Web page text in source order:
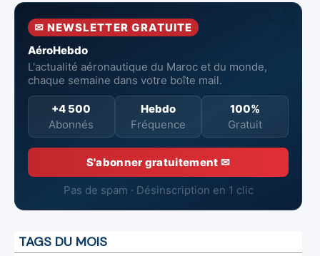
✉ NEWSLETTER GRATUITE
AéroHebdo
L'actualité aéronautique du Maroc et du monde,
chaque semaine dans votre boîte mail.
+4 500
Abonnés
Hebdo
Fréquence
100%
Gratuit
S'abonner gratuitement ✉
Pas de spam · Désinscription en 1 clic
TAGS DU MOIS